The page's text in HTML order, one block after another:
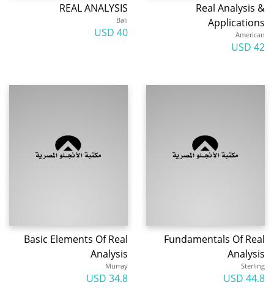
Real Analysis &
Applications
American
42 USD
REAL ANALYSIS
Bali
40 USD
Fundamentals Of Real
Analysis
Sterling
44.8 USD
Basic Elements Of Real
Analysis
Murray
34.8 USD